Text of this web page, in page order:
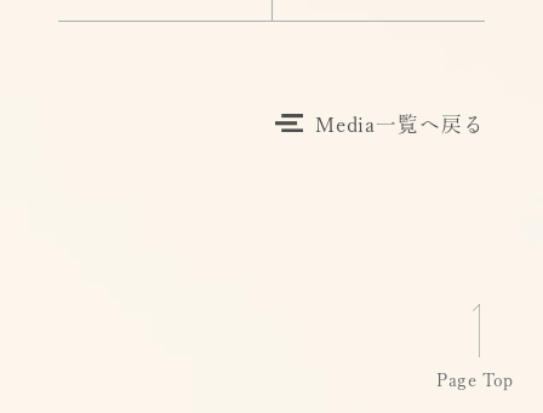
Media一覧へ戻る
Page Top